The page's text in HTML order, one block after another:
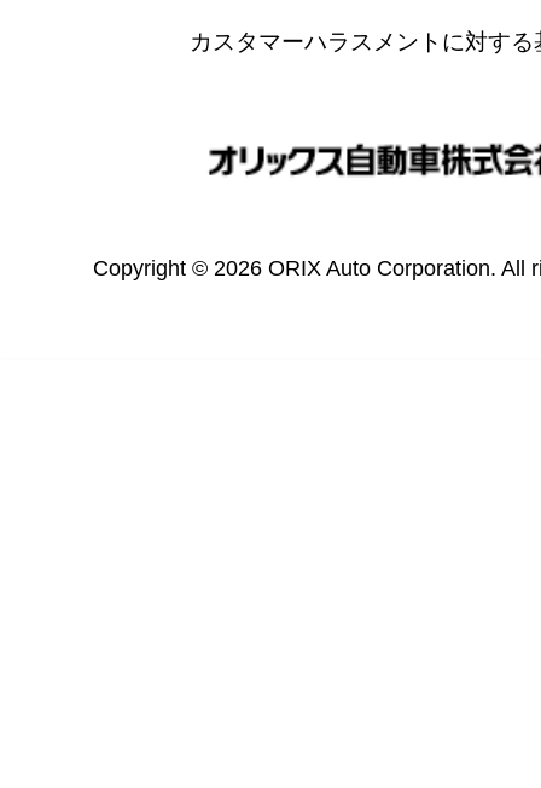
カスタマーハラスメントに対する
Copyright © 2026 ORIX Auto Corporation. All